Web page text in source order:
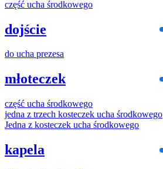
część ucha środkowego
dojście
do ucha prezesa
młoteczek
część ucha środkowego
jedna z trzech kosteczek ucha środkowego
Jedna z kosteczek ucha środkowego
kapela